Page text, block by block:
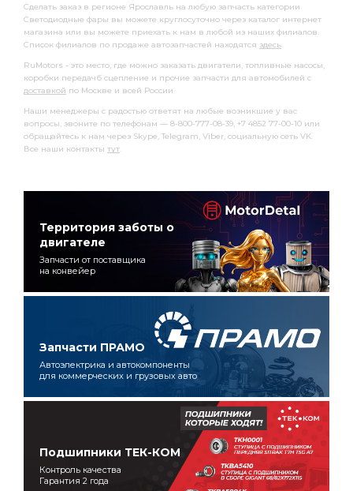
Сделать заказ в регионе Ярославль на любую запчасть категории
Светодиодные фары вы можете круглосуточно через каталог интернет
магазина или вы можете приехать к нам в любой из наших филиалов.
Список филиалов по продаже автозапчастей находятся здесь.
RuMotors - это место, где можно заказать двигатели, топливные насосы,
коробки передачб сцепление и прочие запчасти для автомобилей с
доставкой по Москве и всей России.
Наши менеджеры с радостью ответят на любые возникшие у вас
вопросы, звоните по телефонам — 8-800-777-08-39, +7 4852 77-00-10 или
обращайтесь к нам через Skype, Telegram, Viber, социальную сеть VK.
Все наши контакты тут.
Территория заботы о
двигателе
Запчасти от поставщика
на конвейер
Запчасти ПРАМО
Автоэлектрика и автокомпоненты
для коммерческих и грузовых авто
Подшипники ТЕК-КОМ
Контроль качества
Гарантия 2 года